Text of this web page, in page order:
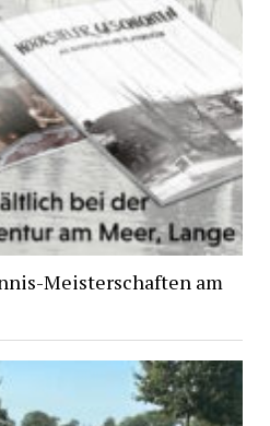
Meisterschaften am